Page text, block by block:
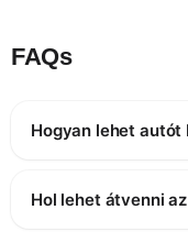
FAQs
Hogyan lehet autót
Hol lehet átvenni